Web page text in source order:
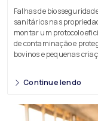
Falhas de
sanitários nas
montar um protocolo
de contaminação e
bovinos e pequenas
Continue lendo